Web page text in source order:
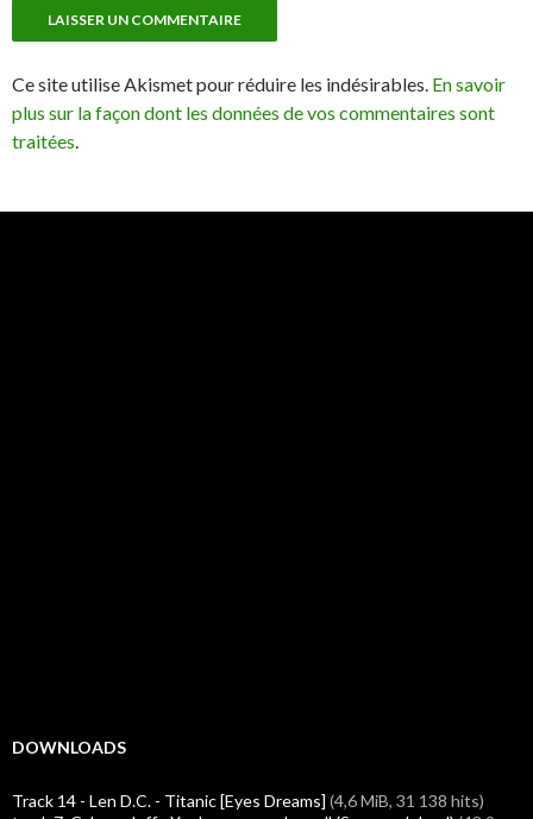
Ce site utilise Akismet pour réduire les indésirables. En savoir
plus sur la façon dont les données de vos commentaires sont
traitées.
DOWNLOADS
Track 14 - Len D.C. - Titanic [Eyes Dreams] (4,6 MiB, 31 138 hits)